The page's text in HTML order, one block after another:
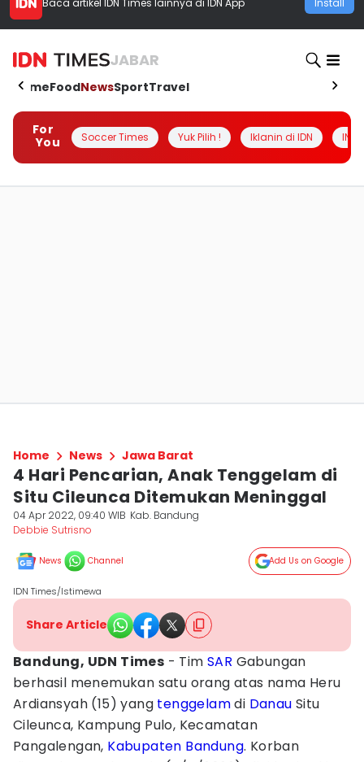
Baca artikel IDN Times lainnya di IDN App Install
JABAR
HomeFoodNewsSportTravel
For
You
Soccer Times Yuk Pilih ! Iklanin di IDN
Home News Jawa Barat
4 Hari Pencarian, Anak Tenggelam di
Situ Cileunca Ditemukan Meninggal
04 Apr 2022, 09:40 WIB Kab. Bandung
Debbie Sutrisno
News Channel Add Us on Google
IDN Times/Istimewa
Share Article
Bandung, UDN Times - TimSAR Gabungan
berhasil menemukan satu orang atas nama Heru
Ardiansyah (15) yang tenggelamdi Danau Situ
Cileunca, Kampung Pulo, Kecamatan
Pangalengan, Kabupaten Bandung. Korban